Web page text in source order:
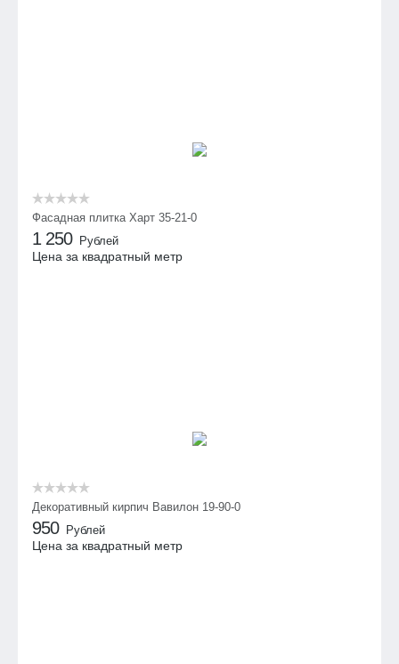
Фасадная плитка Харт 35-21-0
1 250 Рублей
Цена за квадратный метр
Декоративный кирпич Вавилон 19-90-0
950 Рублей
Цена за квадратный метр